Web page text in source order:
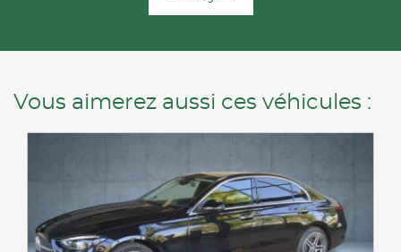
Vous aimerez aussi ces véhicules :